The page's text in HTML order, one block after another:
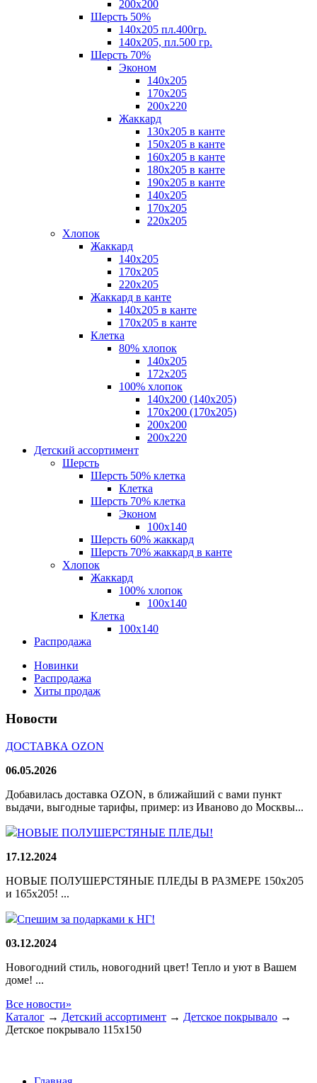
200х200
Шерсть 50%
140х205 пл.400гр.
140х205, пл.500 гр.
Шерсть 70%
Эконом
140х205
170х205
200х220
Жаккард
130х205 в канте
150х205 в канте
160х205 в канте
180х205 в канте
190х205 в канте
140х205
170х205
220х205
Хлопок
Жаккард
140x205
170х205
220х205
Жаккард в канте
140х205 в канте
170х205 в канте
Клетка
80% хлопок
140x205
172х205
100% хлопок
140x200 (140х205)
170x200 (170х205)
200х200
200х220
Детский ассортимент
Шерсть
Шерсть 50% клетка
Клетка
Шерсть 70% клетка
Эконом
100x140
Шерсть 60% жаккард
Шерсть 70% жаккард в канте
Хлопок
Жаккард
100% хлопок
100x140
Клетка
100х140
Распродажа
Новинки
Распродажа
Хиты продаж
Новости
ДОСТАВКА OZON
06.05.2026
Добавилась доставка OZON, в ближайший с вами пункт
выдачи, выгодные тарифы, пример: из Иваново до Москвы...
НОВЫЕ ПОЛУШЕРСТЯНЫЕ ПЛЕДЫ!
17.12.2024
НОВЫЕ ПОЛУШЕРСТЯНЫЕ ПЛЕДЫ В РАЗМЕРЕ 150х205
и 165х205! ...
Спешим за подарками к НГ!
03.12.2024
Новогодний стиль, новогодний цвет! Тепло и уют в Вашем
доме! ...
Все новости»
Каталог → Детский ассортимент → Детское покрывало →
Детское покрывало 115х150